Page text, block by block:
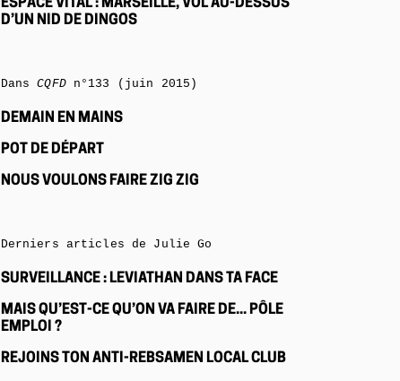
ESPACE VITAL : MARSEILLE, VOL AU-DESSUS
D’UN NID DE DINGOS
DansCQFDn°133 (juin 2015)
DEMAIN EN MAINS
POT DE DÉPART
NOUS VOULONS FAIRE ZIG ZIG
Derniers articles de Julie Go
SURVEILLANCE : LEVIATHAN DANS TA FACE
MAIS QU’EST-CE QU’ON VA FAIRE DE... PÔLE
EMPLOI ?
REJOINS TON ANTI-REBSAMEN LOCAL CLUB